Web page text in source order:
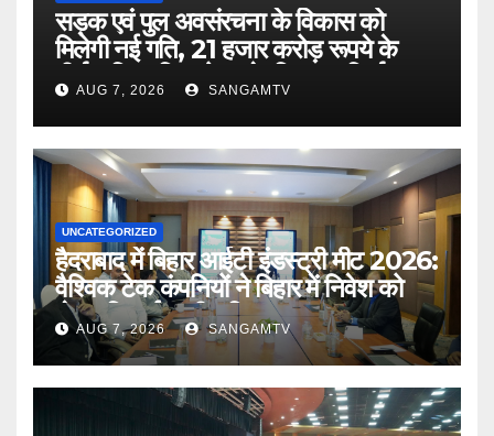
सड़क एवं पुल अवसंरचना के विकास को
मिलेगी नई गति, 21 हजार करोड़ रूपये के
दीर्घकालिक वित्त पोषण के लिए पथ निर्माण
विभाग और नाबार्ड के बीच समझौता :
मुख्यमंत्री
AUG 7, 2026 SANGAMTV
UNCATEGORIZED
हैदराबाद में बिहार आईटी इंडस्ट्री मीट 2026:
वैश्विक टेक कंपनियों ने बिहार में निवेश को
लेकर दिखाई गहरी रुचि
AUG 7, 2026 SANGAMTV